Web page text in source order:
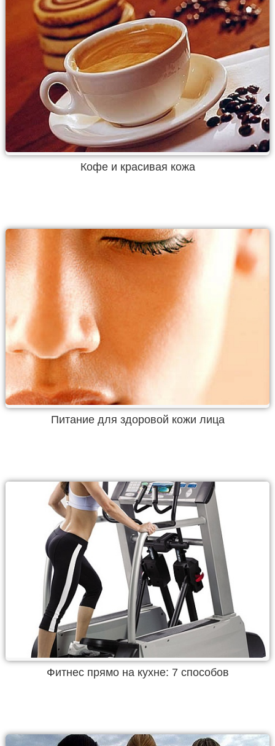
Кофе и красивая кожа
Питание для здоровой кожи лица
Фитнес прямо на кухне: 7 способов